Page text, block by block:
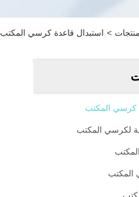
> استبدال قاعدة كرسي المكتب
كرسي المكتب
لكرسي المكتب
المكتب